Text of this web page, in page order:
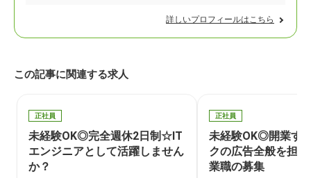
詳しいプロフィールはこちら
この記事に関連する求人
正社員
未経験OK◎完全週休2日制☆IT
エンジニアとして活躍しません
か？
正社員
未経験OK◎開業す
クの広告全般を担
業職の募集